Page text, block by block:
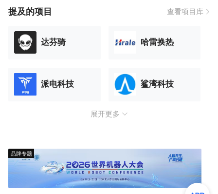
提及的项目 查看项目库
达芬骑 哈雷换热
派电科技 鲨湾科技
展开更多
品牌专题